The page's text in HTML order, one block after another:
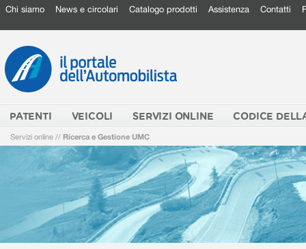
Chi siamo News e circolari Catalogo prodotti Assistenza Contatti
PATENTI VEICOLI SERVIZI ONLINE CODICE
Servizi online // Ricerca e Gestione UMC